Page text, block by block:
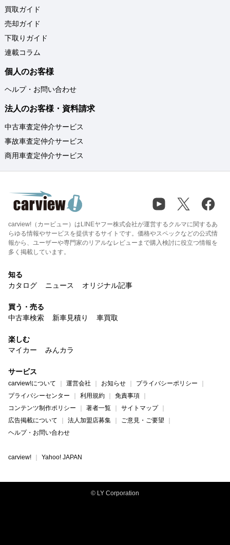
買取ガイド
売却ガイド
下取りガイド
連載コラム
個人のお客様
ヘルプ・お問い合わせ
法人のお客様・資料請求
中古車査定仲介サービス
事故車査定仲介サービス
商用車査定仲介サービス
carview!（カービュー）はLINEヤフー株式会社が運営するクルマに関するあ
らゆる情報やサービスを提供するサイトです。価格やスペックなどの公式情
報から、ユーザーや専門家のリアルなレビューまで購入検討に役立つ情報を
多く掲載しています。
知る
カタログ
ニュース オリジナル記事
買う・売る
中古車検索
新車見積り 車買取
楽しむ
マイカー
みんカラ
サービス
carview!について 運営会社 お知らせ
プライバシーポリシー
プライバシーセンター
利用規約
免責事項
コンテンツ制作ポリシー
著者一覧
サイトマップ
広告掲載について
法人加盟店募集
ご意見・ご要望
ヘルプ・お問い合わせ
carview! Yahoo! JAPAN
© LY Corporation